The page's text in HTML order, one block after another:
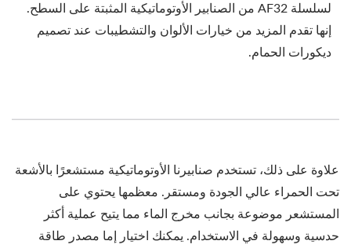
لسلسلة AF32 من الصنابير الأوتوماتيكية المثبتة على السطح.
إنها تقدم المزيد من خيارات الألوان والتشطيبات عند تصميم
ديكورات الحمام.
علاوة على ذلك، تستخدم صنابيرنا الأوتوماتيكية مستشعرًا بالأشعة
تحت الحمراء عالي الجودة ومستقر. معظمها يحتوي على
المستشعر موضوعة بجانب مخرج الماء مما يتيح عملية أكثر
حدسية وسهولة في الاستخدام. يمكنك اختيار إما مصدر طاقة